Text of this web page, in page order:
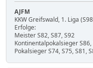
AJFM
KKW Greifswald, 1. Liga
Erfolge:
Meister S82, S87, S92
Kontinentalpokalsieger S86,
Pokalsieger S74, S75, S81,